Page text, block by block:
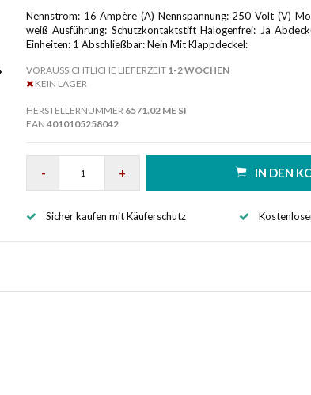
Nennstrom: 16 Ampère (A) Nennspannung: 250 Volt (V)
weiß Ausführung: Schutzkontaktstift Halogenfrei: Ja
Einheiten: 1 Abschließbar: Nein Mit Klappdeckel:
VORAUSSICHTLICHE LIEFERZEIT1-2 WOCHEN
KEIN LAGER
HERSTELLERNUMMER 6571.02 ME SI
EAN 4010105258042
- + IN DEN
Sicher kaufen mit Käuferschutz